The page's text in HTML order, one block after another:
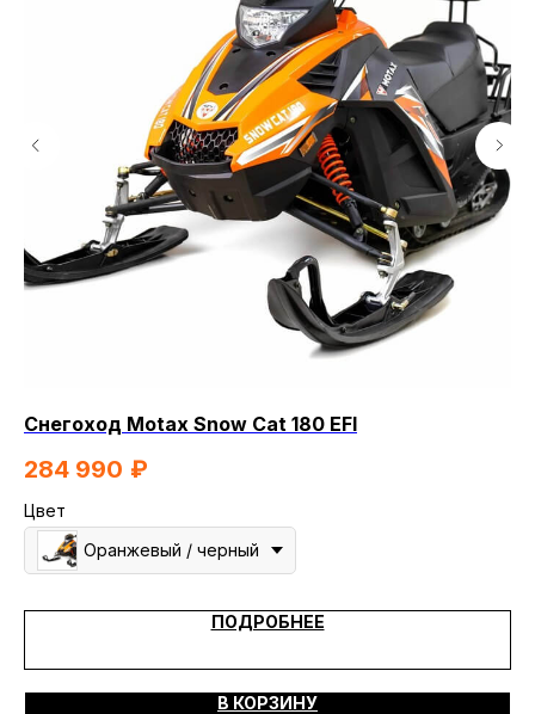
Снегоход Motax Snow Cat 180 EFI
284 990 ₽
Цвет
Оранжевый / черный
ПОДРОБНЕЕ
В КОРЗИНУ